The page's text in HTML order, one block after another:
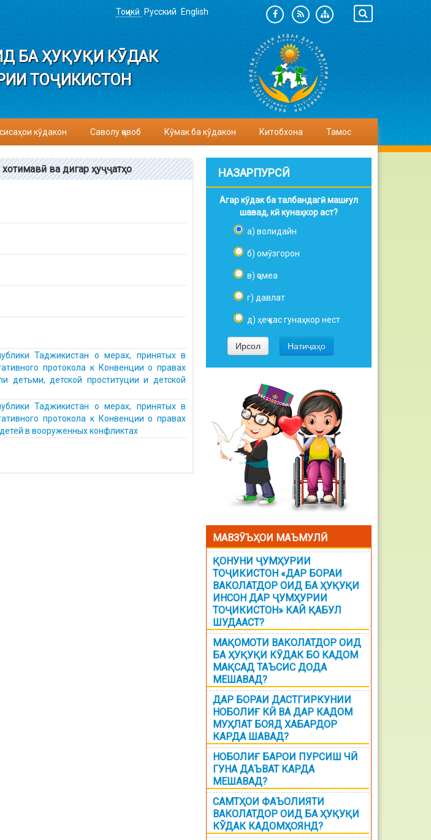
Тоҷикӣ Русский English
БА ҲУҚУҚИ КӮДАК
ТОҶИКИСТОН
кӯдакон Саволу ҷавоб Кӯмак ба кӯдакон Китобхона Тамос
ва дигар ҳуҷҷатҳо
Таджикистан о мерах, принятых в
протокола к Конвенции о правах
детьми, детской проституции и детской
Таджикистан о мерах, принятых в
протокола к Конвенции о правах
в вооруженных конфликтах
НАЗАРПУРСӢ
Агар кӯдак ба талбандагӣ машғул
шавад, кӣ кунаҳкор аст?
а) волидайн
б) омӯзгорон
в) ҷомеа
г) давлат
д) ҳеҷ кас гунаҳкор нест
МАВЗӮЪҲОИ МАЪМУЛӢ
ҚОНУНИ ҶУМҲУРИИ
ТОҶИКИСТОН «ДАР БОРАИ
ВАКОЛАТДОР ОИД БА ҲУҚУҚИ
ИНСОН ДАР ҶУМҲУРИИ
ТОҶИКИСТОН» КАЙ ҚАБУЛ
ШУДААСТ?
МАҚОМОТИ ВАКОЛАТДОР ОИД
БА ҲУҚУҚИ КӮДАК БО КАДОМ
МАҚСАД ТАЪСИС ДОДА
МЕШАВАД?
ДАР БОРАИ ДАСТГИРКУНИИ
НОБОЛИҒ КӢ ВА ДАР КАДОМ
МУҲЛАТ БОЯД ХАБАРДОР
КАРДА ШАВАД?
НОБОЛИҒ БАРОИ ПУРСИШ ЧӢ
ГУНА ДАЪВАТ КАРДА
МЕШАВАД?
САМТҲОИ ФАЪОЛИЯТИ
ВАКОЛАТДОР ОИД БА ҲУҚУҚИ
КЎДАК КАДОМҲОЯНД?